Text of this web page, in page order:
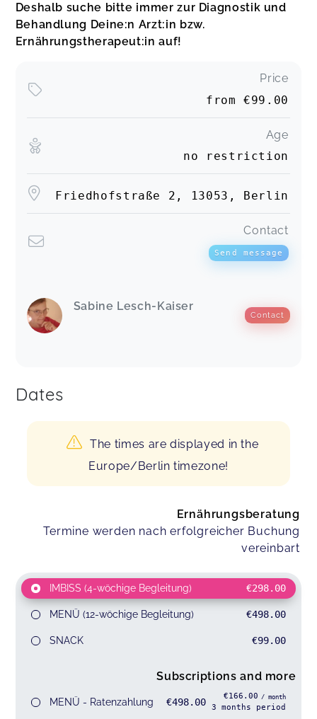
Deshalb suche bitte immer zur Diagnostik und
Behandlung Deine:n Arzt:in bzw.
Ernährungstherapeut:in auf!
Price
from€99.00
Age
no restriction
Friedhofstraße 2, 13053, Berlin
Contact
Send message
Sabine Lesch-Kaiser
Contact
Dates
The times are displayed in the
Europe/Berlin timezone!
Ernährungsberatung
Termine werden nach erfolgreicher Buchung
vereinbart
IMBISS (4-wöchige Begleitung) €298.00
MENÜ (12-wöchige Begleitung) €498.00
SNACK €99.00
Subscriptions and more
MENÜ - Ratenzahlung €498.00 €166.00 / month
3months period